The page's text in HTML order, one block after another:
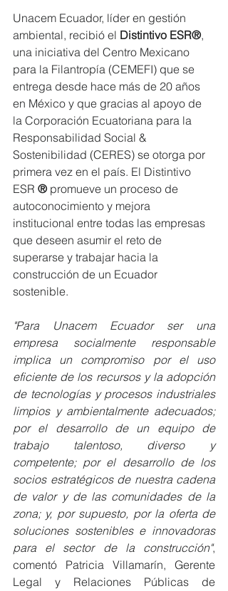
Unacem Ecuador, líder en gestión
ambiental, recibió el Distintivo ESR®,
una iniciativa del Centro Mexicano
para la Filantropía (CEMEFI) que se
entrega desde hace más de 20 años
en México y que gracias al apoyo de
la Corporación Ecuatoriana para la
Responsabilidad Social &
Sostenibilidad (CERES) se otorga por
primera vez en el país. El Distintivo
ESR ® promueve un proceso de
autoconocimiento y mejora
institucional entre todas las empresas
que deseen asumir el reto de
superarse y trabajar hacia la
construcción de un Ecuador
sostenible.
"Para Unacem Ecuador ser una
empresa socialmente responsable
implica un compromiso por el uso
eficiente de los recursos y la adopción
de tecnologías y procesos industriales
limpios y ambientalmente adecuados;
por el desarrollo de un equipo de
trabajo talentoso, diverso y
competente; por el desarrollo de los
socios estratégicos de nuestra cadena
de valor y de las comunidades de la
zona; y, por supuesto, por la oferta de
soluciones sostenibles e innovadoras
para el sector de la construcción",
comentó Patricia Villamarín, Gerente
Legal y Relaciones Públicas de